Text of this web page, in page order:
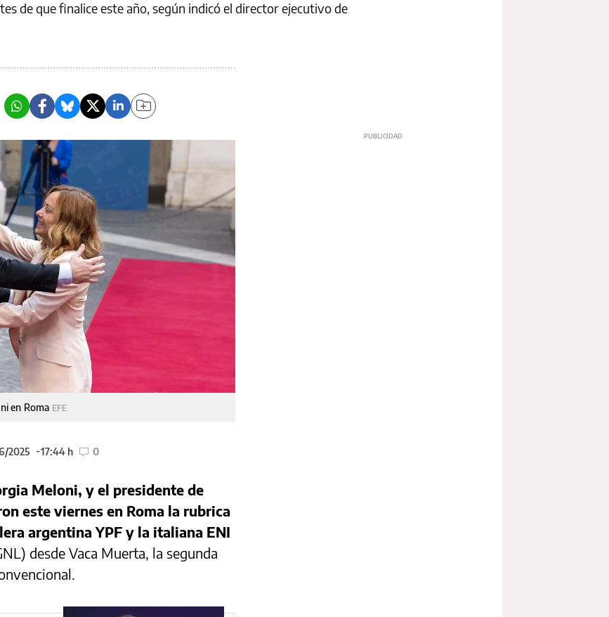
de que finalice este año, según indicó el director ejecutivo de
en Roma EFE
2025 17:44 h 0
Meloni, y el presidente de
este viernes en Roma la rubrica
argentina YPF y la italiana ENI
desde Vaca Muerta, la segunda